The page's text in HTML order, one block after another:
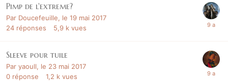
Pimp de l'extreme?
Par Doucefeuille, le 19 mai 2017
24 réponses 5,9 k vues
Sleeve pour tuile
Par yaoull, le 23 mai 2017
0 réponse 1,2 k vues